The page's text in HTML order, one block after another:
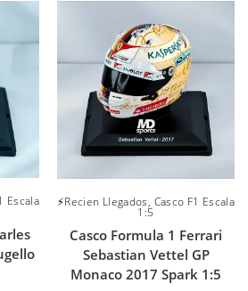
Escala ⚡Recien Llegados, Casco F1 Escala
1:5
Casco Formula 1 Ferrari
Sebastian Vettel GP
Monaco 2017 Spark 1:5